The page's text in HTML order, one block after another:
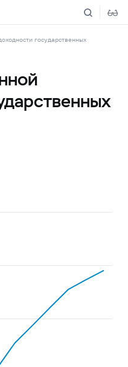
государственных